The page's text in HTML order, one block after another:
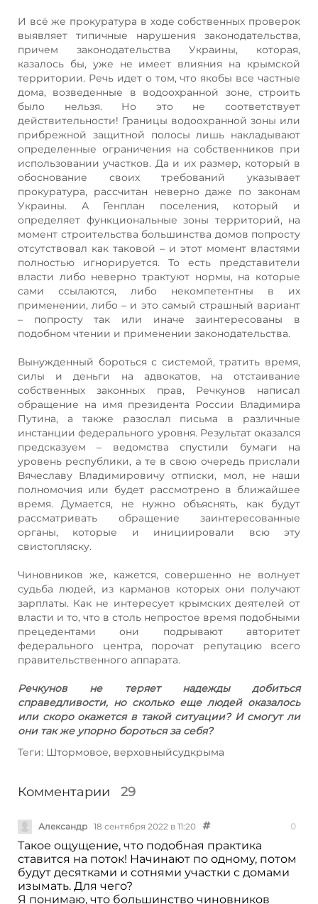
И всё же прокуратура в ходе собственных проверок
выявляет типичные нарушения законодательства,
причем законодательства Украины, которая,
казалось бы, уже не имеет влияния на крымской
территории. Речь идет о том, что якобы все частные
дома, возведенные в водоохранной зоне, строить
было нельзя. Но это не соответствует
действительности! Границы водоохранной зоны или
прибрежной защитной полосы лишь накладывают
определенные ограничения на собственников при
использовании участков. Да и их размер, который в
обоснование своих требований указывает
прокуратура, рассчитан неверно даже по законам
Украины. А Генплан поселения, который и
определяет функциональные зоны территорий, на
момент строительства большинства домов попросту
отсутствовал как таковой – и этот момент властями
полностью игнорируется. То есть представители
власти либо неверно трактуют нормы, на которые
сами ссылаются, либо некомпетентны в их
применении, либо – и это самый страшный вариант
– попросту так или иначе заинтересованы в
подобном чтении и применении законодательства.
Вынужденный бороться с системой, тратить время,
силы и деньги на адвокатов, на отстаивание
собственных законных прав, Речкунов написал
обращение на имя президента России Владимира
Путина, а также разослал письма в различные
инстанции федерального уровня. Результат оказался
предсказуем – ведомства спустили бумаги на
уровень республики, а те в свою очередь прислали
Вячеславу Владимировичу отписки, мол, не наши
полномочия или будет рассмотрено в ближайшее
время. Думается, не нужно объяснять, как будут
рассматривать обращение заинтересованные
органы, которые и инициировали всю эту
свистопляску.
Чиновников же, кажется, совершенно не волнует
судьба людей, из карманов которых они получают
зарплаты. Как не интересует крымских деятелей от
власти и то, что в столь непростое время подобными
прецедентами они подрывают авторитет
федерального центра, порочат репутацию всего
правительственного аппарата.
Речкунов не теряет надежды добиться
справедливости, но сколько еще людей оказалось
или скоро окажется в такой ситуации? И смогут ли
они так же упорно бороться за себя?
Теги: Штормовое, верховныйсудкрыма
Комментарии 29
Александр 18 сентября 2022 в 11:20 0
Такое ощущение, что подобная практика
ставится на поток! Начинают по одному, потом
будут десятками и сотнями участки с домами
изымать. Для чего?
Я понимаю, что большинство чиновников